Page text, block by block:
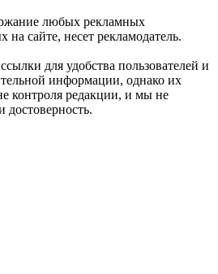
любых рекламных
сайте, несет рекламодатель.
для удобства пользователей и
информации, однако их
контроля редакции, и мы не
достоверность.